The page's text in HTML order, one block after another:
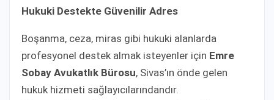
Hukuki Destekte Güvenilir Adres
Boşanma, ceza, miras gibi hukuki alanlarda
profesyonel destek almak isteyenler için Emre
Sobay Avukatlık Bürosu, Sivas’ın önde gelen
hukuk hizmeti sağlayıcılarındandır.